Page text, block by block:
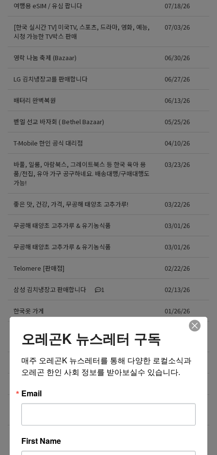
여행용 eSIM / 유심 팝니다 07/18/26
[한국 실시간 TV] 미국TV, 스포츠, 드라마, 영화, 예능,
시청 가능한 TV박스 판매
07/03/26
영락 나눔 축제 (Bazaar) 06/30/26
LG 김치냉장고를 판매합니다 06/27/26
배터리 완벽복원 06/13/26
벧엘 선교 바자회 ( Bethel Bazaar) 05/25/26
T-Mobile 한인 공식 대리점 04/10/26
바풀, 일룸, 아람북스, 그레이트북스 등 한국 육아 용
품/전집, 유아 가구 공구하네요. 배송대행/구매대행도
가능!
03/23/26
좋은 맛, 건강, 가격, 무공해 태양초 고추가루! 03/22/26
무공해 태양초 고추가루 & 유기농식품 03/01/26
무공해 태양초 고추가루 & 유기농식품 03/01/26
Telomere [판매점] 02/22/26
삼성 김치냉장고 판매합니다 1 02/13/26
한국옷 가게 01/26/26
가정용 승압 변압기 (한국제품 미국에서 사용) – 중고
2
01/18/26
Caresys 마사지의자 판매합니다 12/29/25
숨은 비용 0원! 월 $249로 가족6명, 처방약 1,000종까
11/21/25
더보기 >>
오레곤K 뉴스레터 구독
매주 오레곤K 뉴스레터를 통해 다양한 로컬소식과
오레곤 한인 사회 정보를 받아보실수 있습니다.
Email
First Name